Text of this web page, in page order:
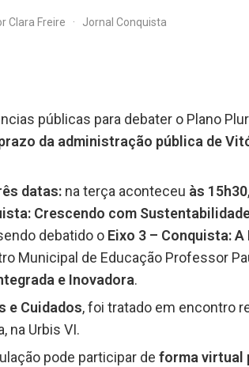
Clara Freire · Jornal Conquista
públicas para debater o Plano
da administração pública de
datas: na terça aconteceu às 15h30
Crescendo com
debatido o Eixo 3 – Conquista:
Municipal de Educação Professor
e Inovadora.
e Cuidados, foi tratado em encontro
na Urbis VI.
pode participar de forma virtual